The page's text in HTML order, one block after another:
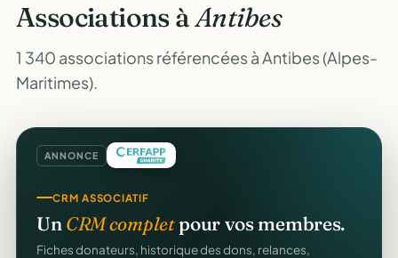
Associations àAntibes
1 340 associations référencées à Antibes (Alpes-
Maritimes).
ANNONCE
CRM ASSOCIATIF
Un CRM completpour vos membres.
Fiches donateurs, historique des dons, relances,